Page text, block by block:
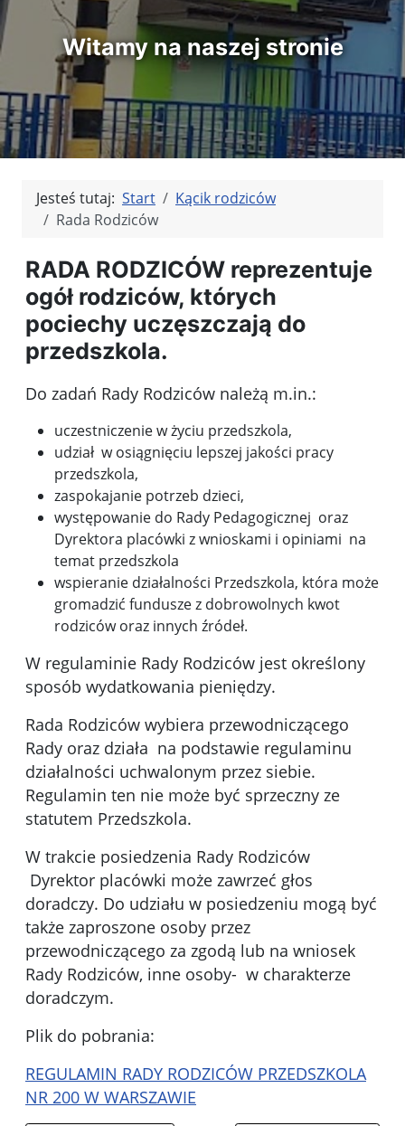
Witamy na naszej stronie
Jesteś tutaj: Start
Kącik rodziców
Rada Rodziców
RADA RODZICÓW reprezentuje
ogół rodziców, których
pociechy uczęszczają do
przedszkola.
Do zadań Rady Rodziców należą m.in.:
uczestniczenie w życiu przedszkola,
udział w osiągnięciu lepszej jakości pracy
przedszkola,
zaspokajanie potrzeb dzieci,
występowanie do Rady Pedagogicznej oraz
Dyrektora placówki z wnioskami i opiniami na
temat przedszkola
wspieranie działalności Przedszkola, która może
gromadzić fundusze z dobrowolnych kwot
rodziców oraz innych źródeł.
W regulaminie Rady Rodziców jest określony
sposób wydatkowania pieniędzy.
Rada Rodziców wybiera przewodniczącego
Rady oraz działa na podstawie regulaminu
działalności uchwalonym przez siebie.
Regulamin ten nie może być sprzeczny ze
statutem Przedszkola.
W trakcie posiedzenia Rady Rodziców
Dyrektor placówki może zawrzeć głos
doradczy. Do udziału w posiedzeniu mogą być
także zaproszone osoby przez
przewodniczącego za zgodą lub na wniosek
Rady Rodziców, inne osoby- w charakterze
doradczym.
Plik do pobrania:
REGULAMIN RADY RODZICÓW PRZEDSZKOLA
NR 200 W WARSZAWIE